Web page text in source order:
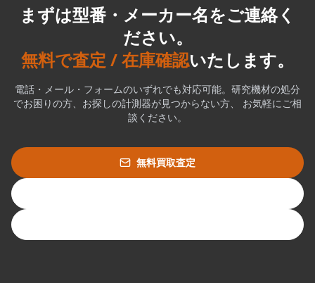
まずは型番・メーカー名をご連絡く
ださい。
無料で査定 / 在庫確認いたします。
電話・メール・フォームのいずれでも対応可能。研究機材の処分
でお困りの方、お探しの計測器が見つからない方、 お気軽にご相
談ください。
無料買取査定